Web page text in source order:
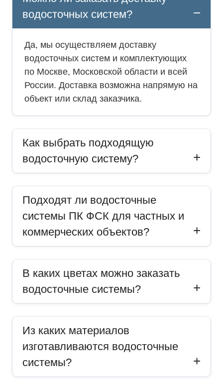
водосточных систем?
Да, мы осуществляем доставку
водосточных систем и комплектующих
по Москве, Московской области и всей
России. Доставка возможна напрямую на
объект или склад заказчика.
Как выбрать подходящую
водосточную систему?
Подходят ли водосточные
системы ПК ФСК для частных и
коммерческих объектов?
В каких цветах можно заказать
водосточные системы?
Из каких материалов
изготавливаются водосточные
системы?